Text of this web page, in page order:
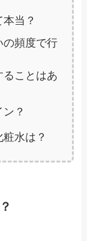
当？
の頻度で行
ることはあ
？
水は？